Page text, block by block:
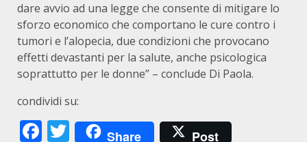
dare avvio ad una legge che consente di mitigare lo
sforzo economico che comportano le cure contro i
tumori e l’alopecia, due condizioni che provocano
effetti devastanti per la salute, anche psicologica
soprattutto per le donne” – conclude Di Paola.
condividi su:
Facebook
Twitter
Share Post